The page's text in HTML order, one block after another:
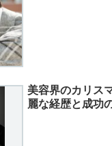
美容界のカリス
麗な経歴と成功